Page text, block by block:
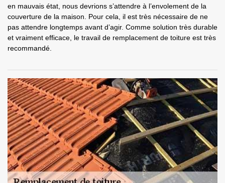
en mauvais état, nous devrions s’attendre à l’envolement de la
couverture de la maison. Pour cela, il est très nécessaire de ne
pas attendre longtemps avant d’agir. Comme solution très durable
et vraiment efficace, le travail de remplacement de toiture est très
recommandé.